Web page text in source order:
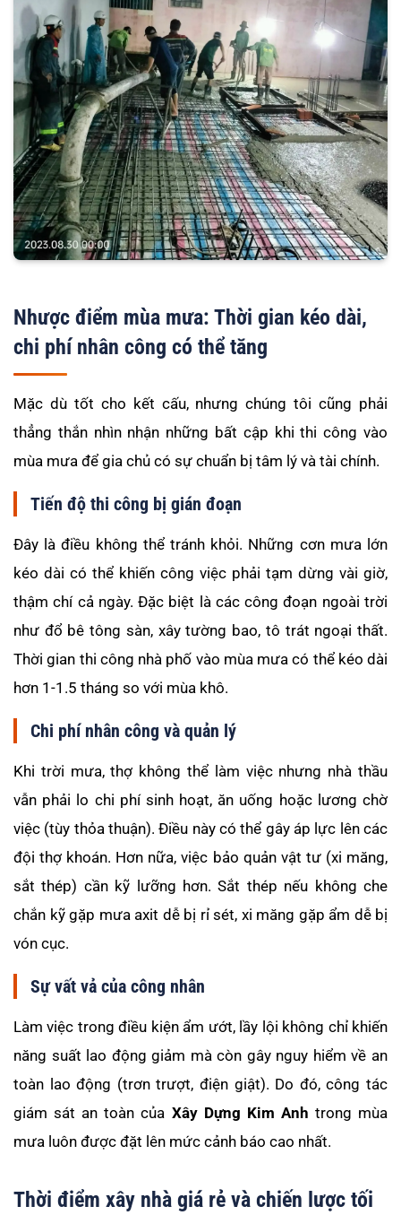
Nhược điểm mùa mưa: Thời gian kéo dài,
chi phí nhân công có thể tăng
Mặc dù tốt cho kết cấu, nhưng chúng tôi cũng phải
thẳng thắn nhìn nhận những bất cập khi thi công vào
mùa mưa để gia chủ có sự chuẩn bị tâm lý và tài chính.
Tiến độ thi công bị gián đoạn
Đây là điều không thể tránh khỏi. Những cơn mưa lớn
kéo dài có thể khiến công việc phải tạm dừng vài giờ,
thậm chí cả ngày. Đặc biệt là các công đoạn ngoài trời
như đổ bê tông sàn, xây tường bao, tô trát ngoại thất.
Thời gian thi công nhà phố vào mùa mưa có thể kéo dài
hơn 1-1.5 tháng so với mùa khô.
Chi phí nhân công và quản lý
Khi trời mưa, thợ không thể làm việc nhưng nhà thầu
vẫn phải lo chi phí sinh hoạt, ăn uống hoặc lương chờ
việc (tùy thỏa thuận). Điều này có thể gây áp lực lên các
đội thợ khoán. Hơn nữa, việc bảo quản vật tư (xi măng,
sắt thép) cần kỹ lưỡng hơn. Sắt thép nếu không che
chắn kỹ gặp mưa axit dễ bị rỉ sét, xi măng gặp ẩm dễ bị
vón cục.
Sự vất vả của công nhân
Làm việc trong điều kiện ẩm ướt, lầy lội không chỉ khiến
năng suất lao động giảm mà còn gây nguy hiểm về an
toàn lao động (trơn trượt, điện giật). Do đó, công tác
giám sát an toàn của Xây Dựng Kim Anh trong mùa
mưa luôn được đặt lên mức cảnh báo cao nhất.
Thời điểm xây nhà giá rẻ và chiến lược tối